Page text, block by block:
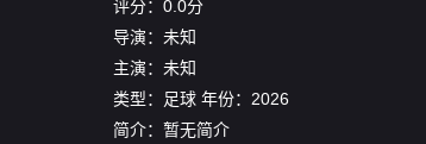
评分：0.0分
导演：未知
主演：未知
类型：
足球 年份： 2026
简介：暂无简介